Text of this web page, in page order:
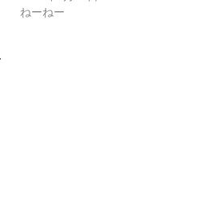
ねーねー